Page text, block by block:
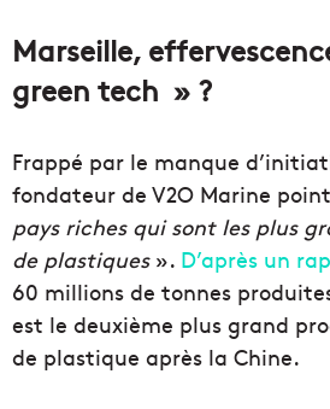
Marseille,
green tech » ?
Frappé par le manque
fondateur de V2O Marine
pays riches qui sont les plus
de plastiques». D’après un
60 millions de tonnes
est le deuxième plus grand
de plastique après la Chine.